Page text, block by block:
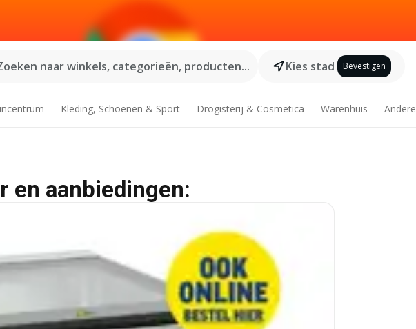
naar winkels, categorieën, producten...
Kies stad Bevestigen
Kleding, Schoenen & Sport Drogisterij & Cosmetica Warenhuis Andere
en aanbiedingen: